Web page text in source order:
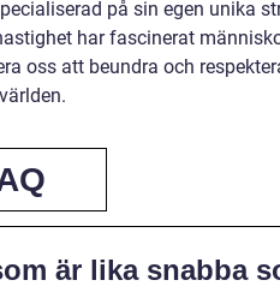
på sin egen unika
har fascinerat
oss att beundra och
är lika snabba